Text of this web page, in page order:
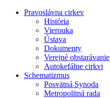
Pravoslávna cirkev
História
Vierouka
Ústava
Dokumenty
Verejné obstarávanie
Autokefálne cirkvi
Schematizmus
Posvätná Synoda
Metropolitná rada